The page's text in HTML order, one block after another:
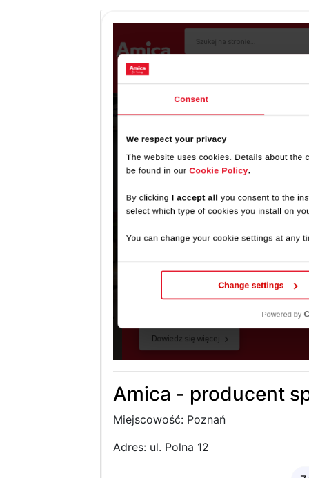
Amica - producent
Miejscowość: Poznań
Adres: ul. Polna 12